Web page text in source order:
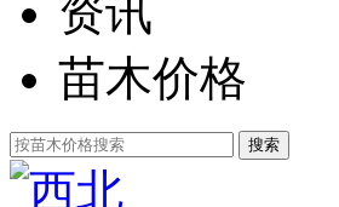
资讯
苗木价格